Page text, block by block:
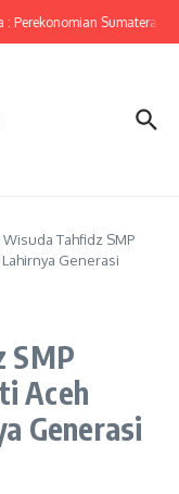
: Perekonomian Sumatera
Wisuda Tahfidz SMP
Generasi
SMP
Aceh
Generasi